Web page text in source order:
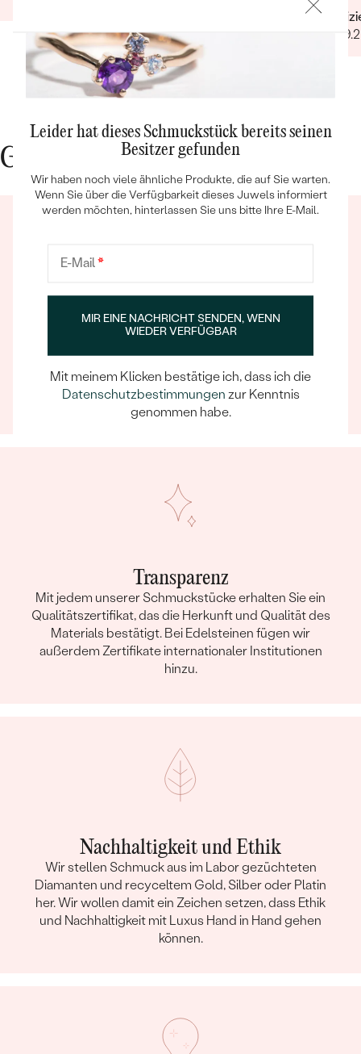
Bestseller
Gute Gründe für Eppi
Ein Eppi-sches Erlebnis
dass schon die Auswahl eines Schmuckstücks zu
einem unvergesslichen Erlebnis wird.
Transparenz
Mit jedem unserer Schmuckstücke erhalten Sie ein
Qualitätszertifikat, das die Herkunft und Qualität des
Materials bestätigt. Bei Edelsteinen fügen wir
außerdem Zertifikate internationaler Institutionen
hinzu.
Nachhaltigkeit und Ethik
Wir stellen Schmuck aus im Labor gezüchteten
Diamanten und recyceltem Gold, Silber oder Platin
her. Wir wollen damit ein Zeichen setzen, dass Ethik
und Nachhaltigkeit mit Luxus Hand in Hand gehen
können.
Leider hat dieses Schmuckstück bereits seinen
Besitzer gefunden
Wir haben noch viele ähnliche Produkte, die auf Sie warten.
Wenn Sie über die Verfügbarkeit dieses Juwels informiert
werden möchten, hinterlassen Sie uns bitte Ihre E-Mail.
E-Mail*
MIR EINE NACHRICHT SENDEN, WENN
WIEDER VERFÜGBAR
Mit meinem Klicken bestätige ich, dass ich die
Datenschutzbestimmungen zur Kenntnis
genommen habe.